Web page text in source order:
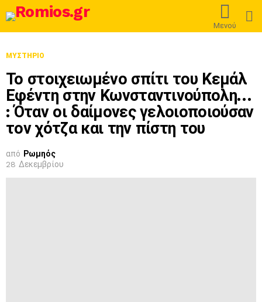
Μενού
ΜΥΣΤΉΡΙΟ
Το στοιχειωμένο σπίτι του Κεμάλ
Εφέντη στην Κωνσταντινούπολη…
: Όταν οι δαίμονες γελοιοποιούσαν
τον χότζα και την πίστη του
από Ρωμηός
28 Δεκεμβρίου